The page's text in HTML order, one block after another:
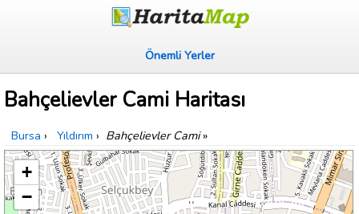
Önemli Yerler
Bahçelievler Cami Haritası
Bursa › Yıldırım › Bahçelievler Cami»
+
−